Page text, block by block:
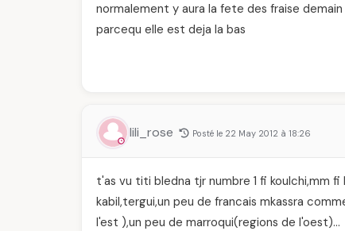
normalement y aura la fete des fraise
parcequ elle est deja la bas
lili_rose Posté le 22 May 2012 à 18:26
t'as vu titi bledna tjr numbre 1 fi koulchi,mm fi
kabil,tergui,un peu de francais mkassra
l'est ),un peu de marroqui(regions de l'oest)…